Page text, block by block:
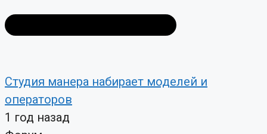
Студия манера набирает моделей и
операторов
1 год назад